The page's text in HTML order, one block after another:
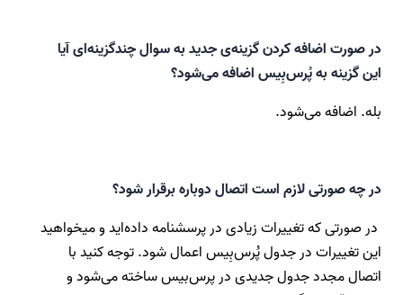
در صورت اضافه کردن گزینه‌ی جدید به سوال چندگزینه‌ای آیا
این گزینه به پُرس‌بِیس اضافه می‌شود؟
بله. اضافه می‌شود.
در چه صورتی لازم است اتصال دوباره برقرار شود؟
در صورتی که تغییرات زیادی در پرسشنامه داده‌اید و میخواهید
این تغییرات در جدول پُرس‌بِیس اعمال شود. توجه کنید با
اتصال مجدد جدول جدیدی در پرس‌بیس ساخته می‌شود و